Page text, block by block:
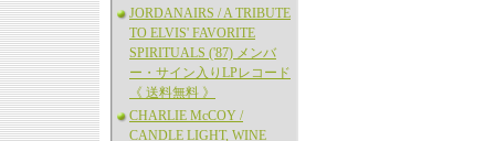
JORDANAIRS / A TRIBUTE
TO ELVIS' FAVORITE
SPIRITUALS ('87) メンバ
ー・サイン入りLPレコード
《 送料無料 》
CHARLIE McCOY /
CANDLE LIGHT, WINE